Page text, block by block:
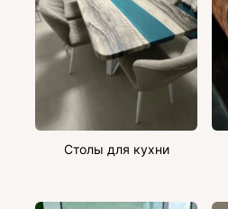
Столы для кухни